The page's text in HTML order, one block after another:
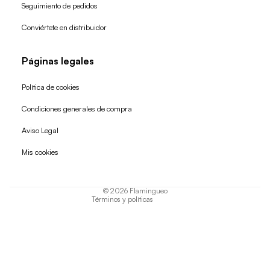
Seguimiento de pedidos
Conviértete en distribuidor
Páginas legales
Política de cookies
Condiciones generales de compra
Aviso Legal
Mis cookies
© 2026 Flamingueo
Términos y políticas